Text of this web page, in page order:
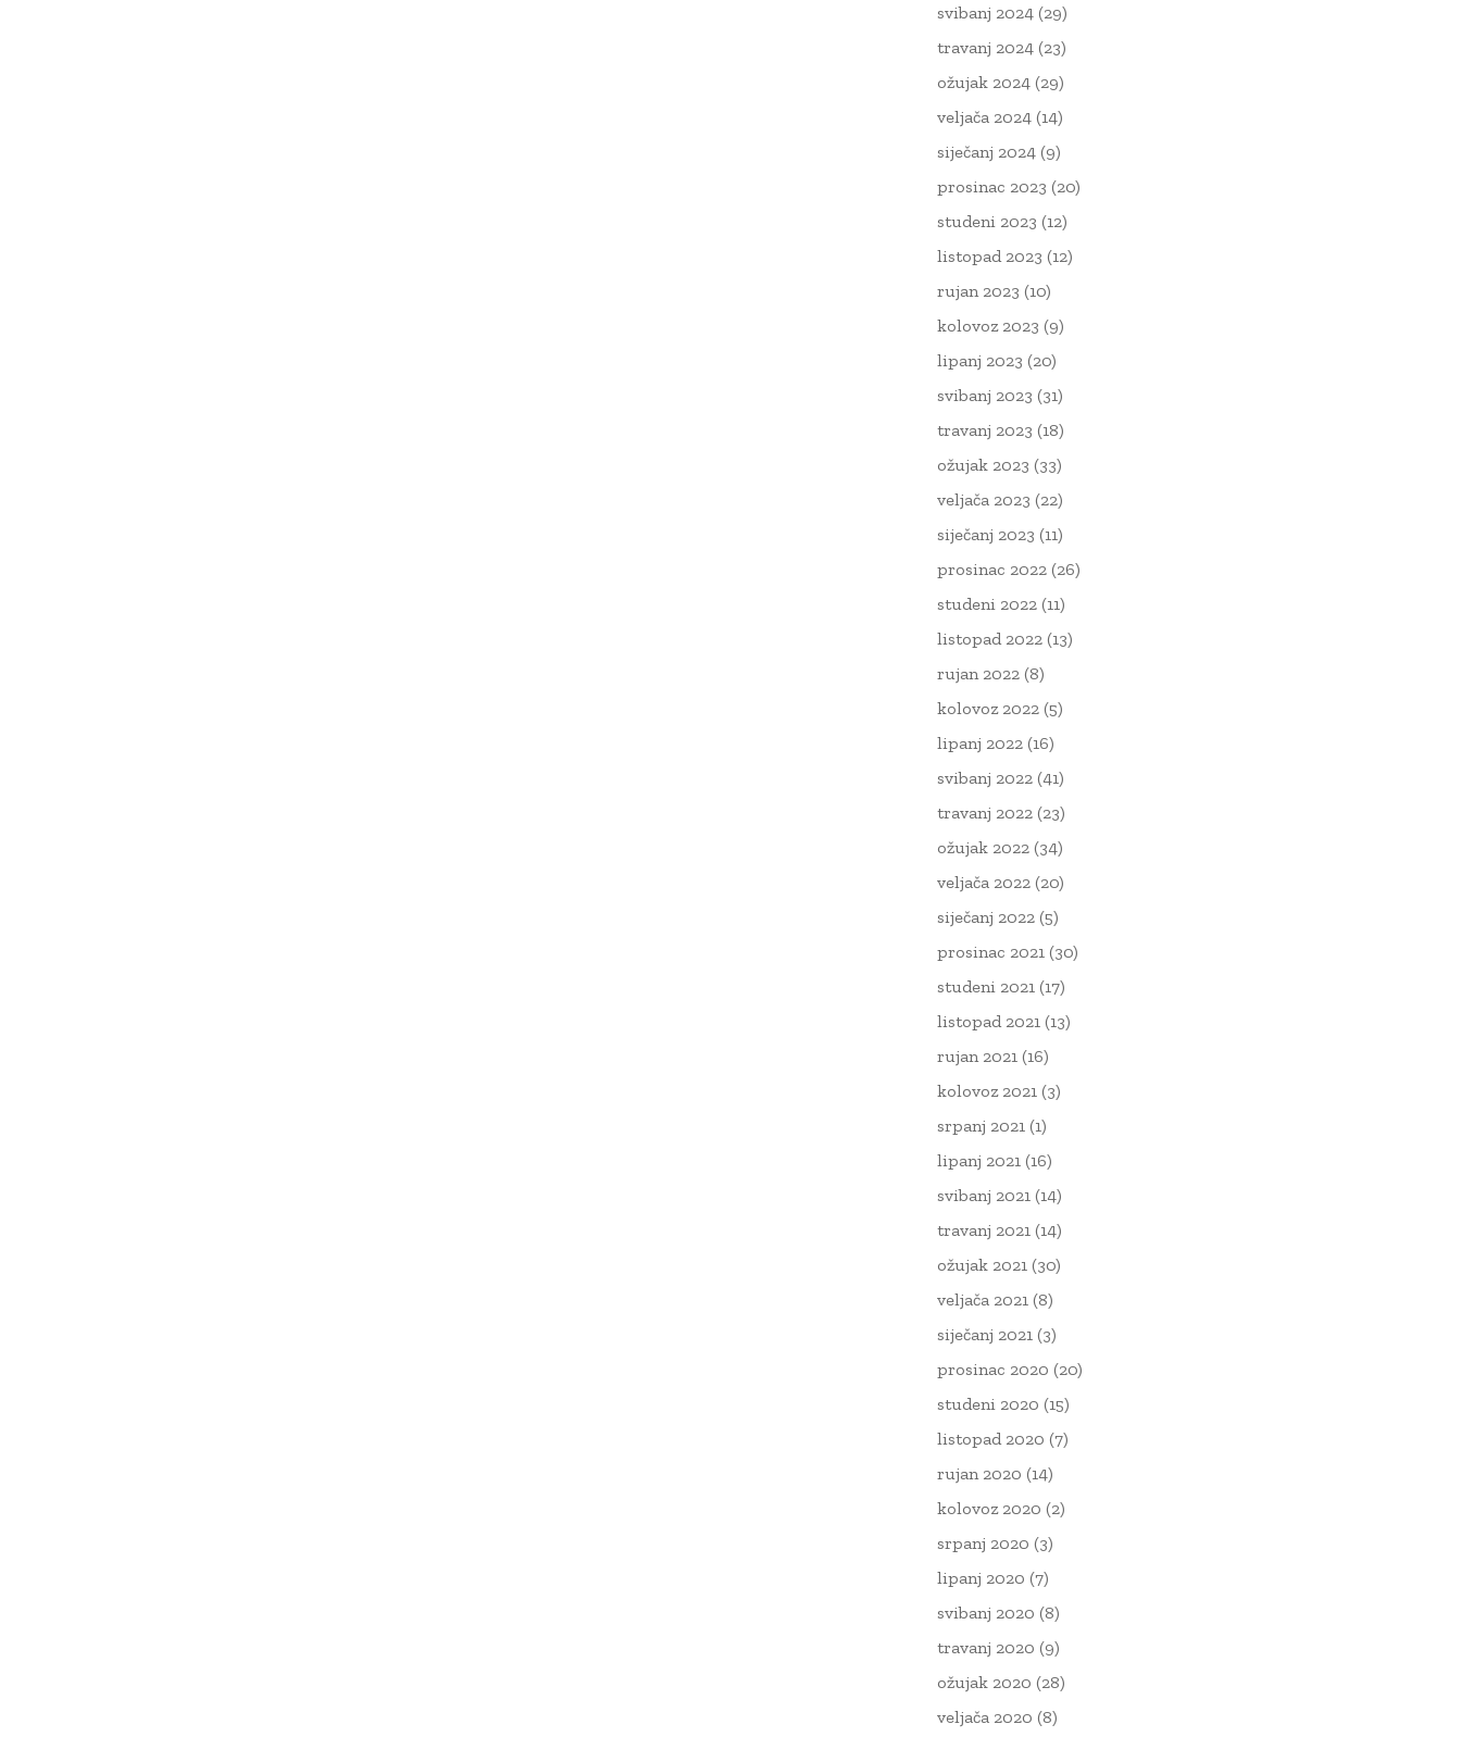
svibanj 2024 (29)
travanj 2024 (23)
ožujak 2024 (29)
veljača 2024 (14)
siječanj 2024 (9)
prosinac 2023 (20)
studeni 2023 (12)
listopad 2023 (12)
rujan 2023 (10)
kolovoz 2023 (9)
lipanj 2023 (20)
svibanj 2023 (31)
travanj 2023 (18)
ožujak 2023 (33)
veljača 2023 (22)
siječanj 2023 (11)
prosinac 2022 (26)
studeni 2022 (11)
listopad 2022 (13)
rujan 2022 (8)
kolovoz 2022 (5)
lipanj 2022 (16)
svibanj 2022 (41)
travanj 2022 (23)
ožujak 2022 (34)
veljača 2022 (20)
siječanj 2022 (5)
prosinac 2021 (30)
studeni 2021 (17)
listopad 2021 (13)
rujan 2021 (16)
kolovoz 2021 (3)
srpanj 2021 (1)
lipanj 2021 (16)
svibanj 2021 (14)
travanj 2021 (14)
ožujak 2021 (30)
veljača 2021 (8)
siječanj 2021 (3)
prosinac 2020 (20)
studeni 2020 (15)
listopad 2020 (7)
rujan 2020 (14)
kolovoz 2020 (2)
srpanj 2020 (3)
lipanj 2020 (7)
svibanj 2020 (8)
travanj 2020 (9)
ožujak 2020 (28)
veljača 2020 (8)